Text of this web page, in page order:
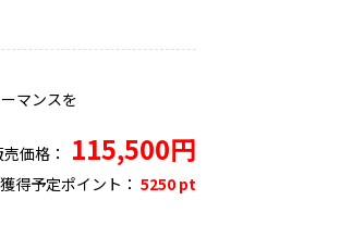
マンスを
売価格： 115,500円
獲得予定ポイント： 5250 pt